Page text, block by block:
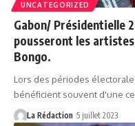
UNCATEGORIZED
Gabon/ Présidentielle
pousseront les
Bongo.
Lors des périodes
bénéficient souvent d'une
La Rédaction 5 juillet 2023